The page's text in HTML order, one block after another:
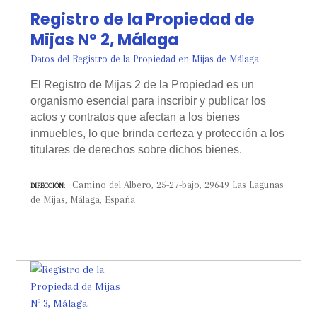
Registro de la Propiedad de
Mijas Nº 2, Málaga
Datos del Registro de la Propiedad en Mijas de Málaga
El Registro de Mijas 2 de la Propiedad es un
organismo esencial para inscribir y publicar los
actos y contratos que afectan a los bienes
inmuebles, lo que brinda certeza y protección a los
titulares de derechos sobre dichos bienes.
DIRECCIÓN
Camino del Albero, 25-27-bajo, 29649 Las Lagunas
de Mijas, Málaga, España